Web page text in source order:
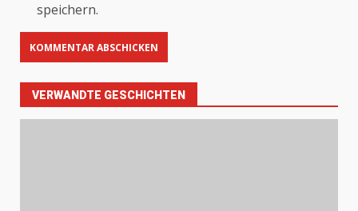
speichern.
VERWANDTE GESCHICHTEN